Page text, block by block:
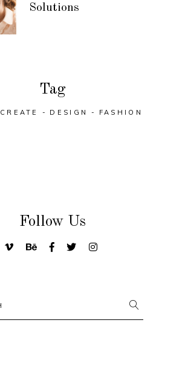
Solutions
Tag
CREATE DESIGN FASHION
Follow Us